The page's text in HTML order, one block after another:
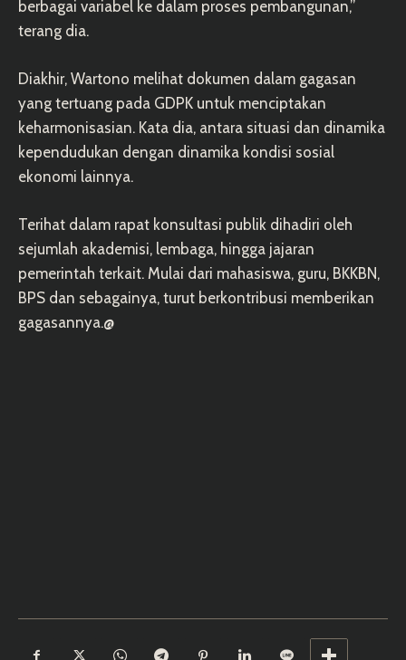
berbagai variabel ke dalam proses pembangunan,”
terang dia.
Diakhir, Wartono melihat dokumen dalam gagasan
yang tertuang pada GDPK untuk menciptakan
keharmonisasian. Kata dia, antara situasi dan dinamika
kependudukan dengan dinamika kondisi sosial
ekonomi lainnya.
Terihat dalam rapat konsultasi publik dihadiri oleh
sejumlah akademisi, lembaga, hingga jajaran
pemerintah terkait. Mulai dari mahasiswa, guru, BKKBN,
BPS dan sebagainya, turut berkontribusi memberikan
gagasannya.@